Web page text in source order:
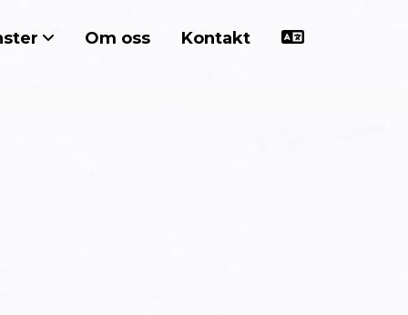
Om oss Kontakt